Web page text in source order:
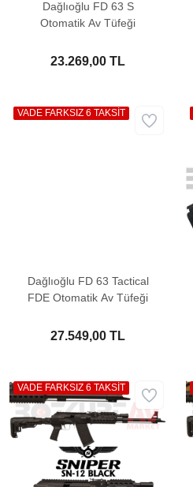
Dağlıoğlu FD 63 S
Otomatik Av Tüfeği
23.269,00 TL
Dağlıoğlu FD 63 Tactical
FDE Otomatik Av Tüfeği
27.549,00 TL
VADE FARKSIZ 6 TAKSİT
VADE FARKSIZ 6 TAKSİT